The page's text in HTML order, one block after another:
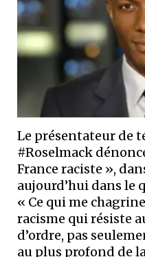
Le présentateur de
#Roselmack
France raciste »,
aujourd’hui dans le
« Ce qui me
racisme qui résiste
d’ordre, pas
au plus profond de